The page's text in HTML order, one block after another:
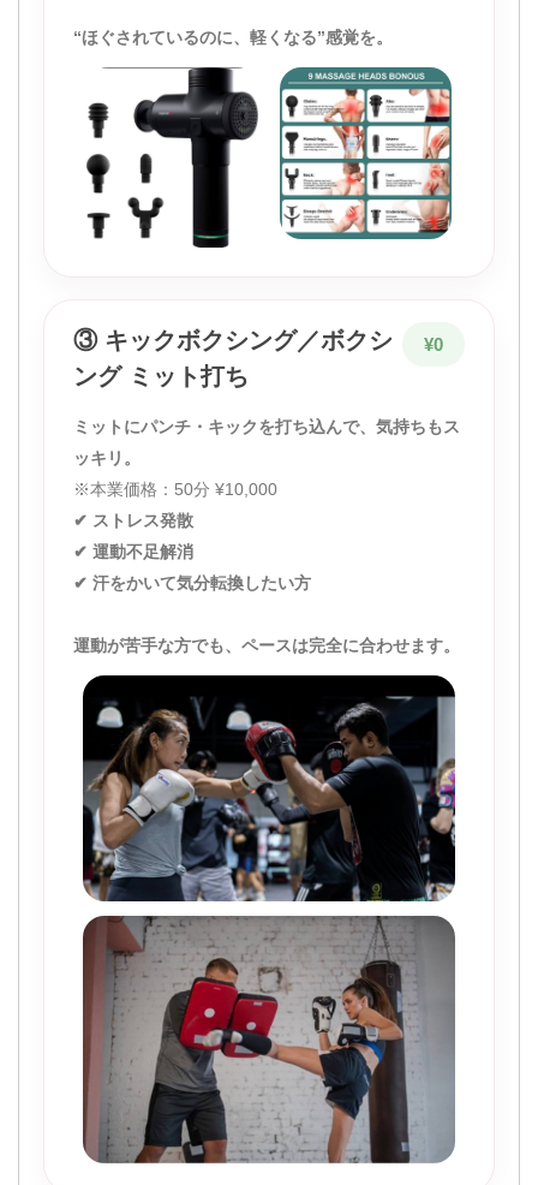
“ほぐされているのに、軽くなる”感覚を。
③ キックボクシング／ボクシ
ング ミット打ち
¥0
ミットにパンチ・キックを打ち込んで、気持ちもス
ッキリ。
※本業価格：50分 ¥10,000
✔ ストレス発散
✔ 運動不足解消
✔ 汗をかいて気分転換したい方
運動が苦手な方でも、ペースは完全に合わせます。